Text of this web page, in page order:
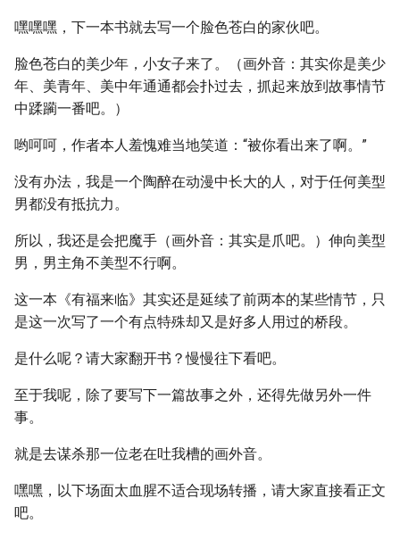
嘿嘿嘿，下一本书就去写一个脸色苍白的家伙吧。
脸色苍白的美少年，小女子来了。（画外音：其实你是美少
年、美青年、美中年通通都会扑过去，抓起来放到故事情节
中蹂躏一番吧。）
哟呵呵，作者本人羞愧难当地笑道：“被你看出来了啊。”
没有办法，我是一个陶醉在动漫中长大的人，对于任何美型
男都没有抵抗力。
所以，我还是会把魔手（画外音：其实是爪吧。）伸向美型
男，男主角不美型不行啊。
这一本《有福来临》其实还是延续了前两本的某些情节，只
是这一次写了一个有点特殊却又是好多人用过的桥段。
是什么呢？请大家翻开书？慢慢往下看吧。
至于我呢，除了要写下一篇故事之外，还得先做另外一件
事。
就是去谋杀那一位老在吐我槽的画外音。
嘿嘿，以下场面太血腥不适合现场转播，请大家直接看正文
吧。